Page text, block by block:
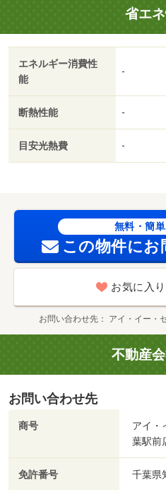
省エ
エネルギー消費性
能
-
断熱性能 -
目安光熱費 -
無料・簡単
この物件にお
お気に入
お問い合わせ先 アイ・イー・
不動産
お問い合わせ先
商号
アイ
葉駅前
免許番号 千葉県